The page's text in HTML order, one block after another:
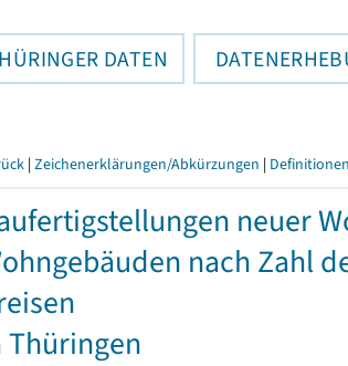
DATEN
| Zeichenerklärungen/Abkürzungen | Definitionen
neuer
nach Zahl
Thüringen